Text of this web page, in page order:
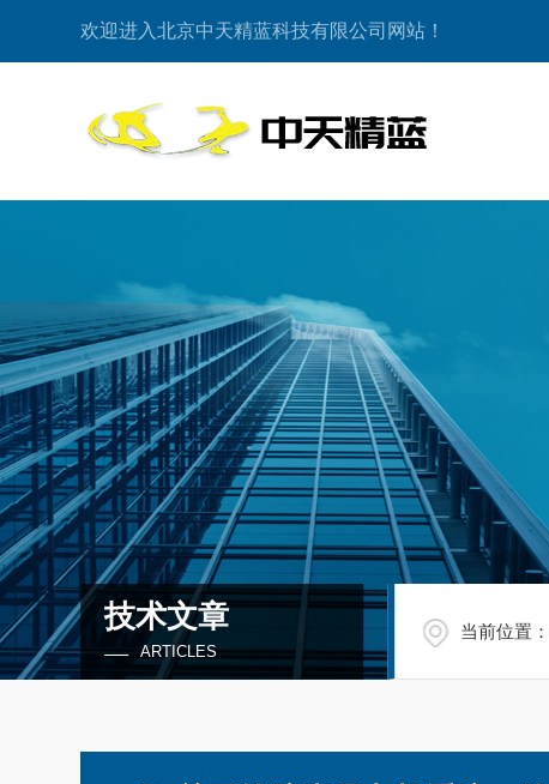
欢迎进入北京中天精蓝科技有限公司网站！
技术文章
ARTICLES
当前位置